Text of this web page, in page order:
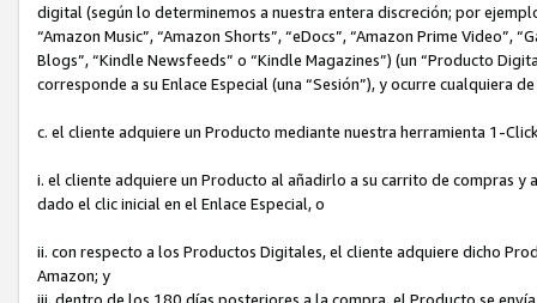
digital (según lo determinemos a nuestra entera discreción; por
“Amazon Music”, “Amazon Shorts”, “eDocs”, “Amazon Prime Video”,
Blogs”, “Kindle Newsfeeds” o “Kindle Magazines”) (un “Producto
corresponde a su Enlace Especial (una “Sesión”), y ocurre cualquiera
c. el cliente adquiere un Producto mediante nuestra herramienta 1-
i. el cliente adquiere un Producto al añadirlo a su carrito de compras
dado el clic inicial en el Enlace Especial, o
ii. con respecto a los Productos Digitales, el cliente adquiere dicho
Amazon; y
iii. dentro de los 180 días posteriores a la compra, el Producto se